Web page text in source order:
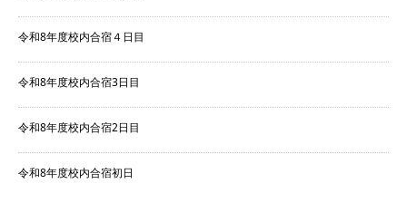
令和8年度校内合宿４日目
令和8年度校内合宿3日目
令和8年度校内合宿2日目
令和8年度校内合宿初日